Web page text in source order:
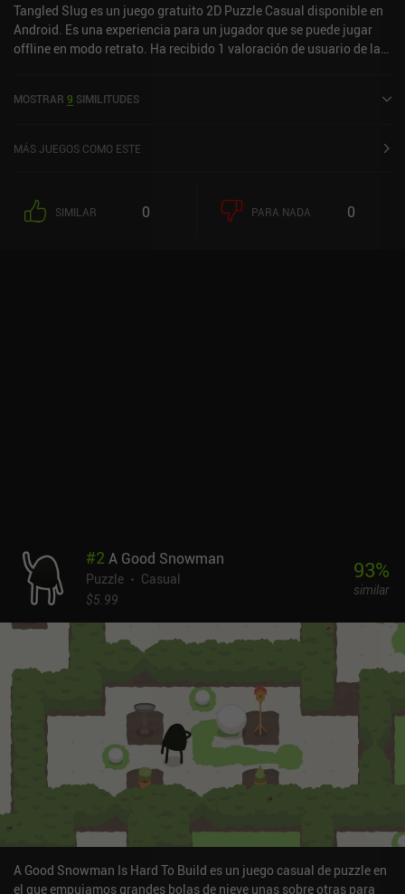
Tangled Slug es un juego gratuito 2D Puzzle Casual disponible en
Android. Es una experiencia para un jugador que se puede jugar
offline en modo retrato. Ha recibido 1 valoración de usuario de la
MOSTRAR 9 SIMILITUDES
MÁS JUEGOS COMO ESTE
SIMILAR 0 PARA NADA 0
#2 A Good Snowman
Puzzle
Casual
$5.99
93%
similar
A Good Snowman Is Hard To Build es un juego casual de puzzle en
el que empujamos grandes bolas de nieve unas sobre otras para